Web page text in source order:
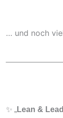
… und noch
✨ „Lean &